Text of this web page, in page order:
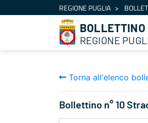
Salta al contenutoREGIONE PUGLIA
REGIONE
Torna all'elenco
Bollettino n° 10